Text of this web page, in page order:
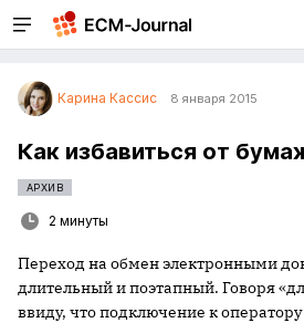
Карина Кассис 8 января 2015
Как избавиться от
АРХИВ
2 минуты
Переход на обмен электронными
длительный и поэтапный. Говоря
ввиду, что подключение к